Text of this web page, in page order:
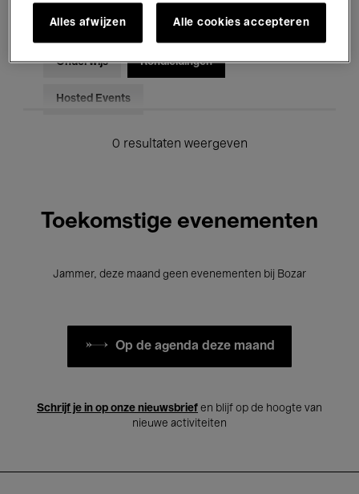
Voor iedereen Kids’ Palace
Onderwijs Rondleidingen
Hosted Events
0 resultaten weergeven
Toekomstige evenementen
Jammer, deze maand geen evenementen bij Bozar
Op de agenda deze maand
Schrijf je in op onze nieuwsbrief en blijf op de hoogte van
nieuwe activiteiten
Alles afwijzen Alle cookies accepteren